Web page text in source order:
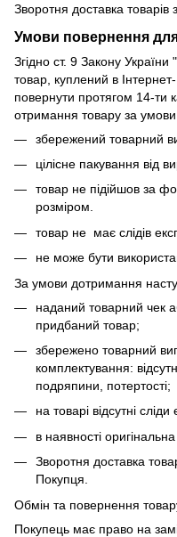
Зворотня доставка товарів
Умови повернення для
Згідно ст. 9 Закону
товар, куплений в
повернути протягом 14-ти
отримання товару за
збережений товарний
цілісне пакування від
товар не підійшов за
розміром.
товар не має слідів
не може бути
За умови дотримання
наданий товарний чек
придбаний товар;
збережено товарний
комплектування:
подряпини, потертості;
на товарі відсутні сліди
в наявності
Зворотня доставка
Покупця.
Обмін та повернення
Покупець має право на